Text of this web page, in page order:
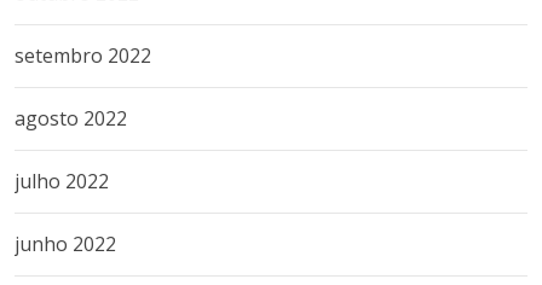
setembro 2022
agosto 2022
julho 2022
junho 2022